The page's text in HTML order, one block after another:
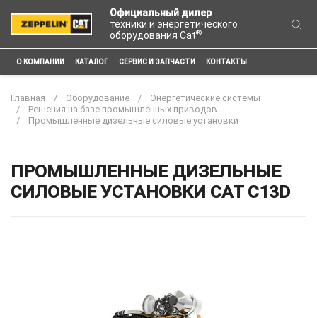
Официальный дилер
техники и энергетического
оборудования Cat®
О КОМПАНИИ КАТАЛОГ СЕРВИС И ЗАПЧАСТИ КОНТАКТЫ
Главная Оборудование
Энергетические системы
Решения на базе промышленных приводов
Промышленные дизельные силовые установки
ПРОМЫШЛЕННЫЕ ДИЗЕЛЬНЫЕ
СИЛОВЫЕ УСТАНОВКИ CAT C13D